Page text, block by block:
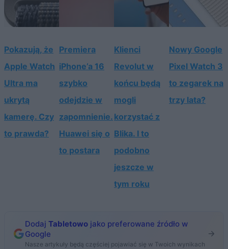
Pokazują, że
Apple Watch
Ultra ma
ukrytą
kamerę. Czy
to prawda?
Premiera
iPhone’a 16
szybko
odejdzie w
zapomnienie.
Huawei się o
to postara
Klienci
Revolut w
końcu będą
mogli
korzystać z
Blika. I to
podobno
jeszcze w
tym roku
Nowy Google
Pixel Watch 3
to zegarek na
trzy lata?
Dodaj Tabletowo jako preferowane źródło w
Google
Nasze artykuły będą częściej pojawiać się w Twoich wynikach